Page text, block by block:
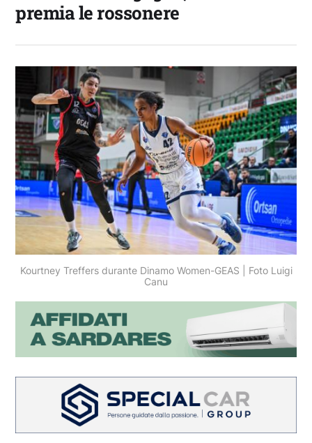
premia le rossonere
Kourtney Treffers durante Dinamo Women-GEAS | Foto Luigi
Canu